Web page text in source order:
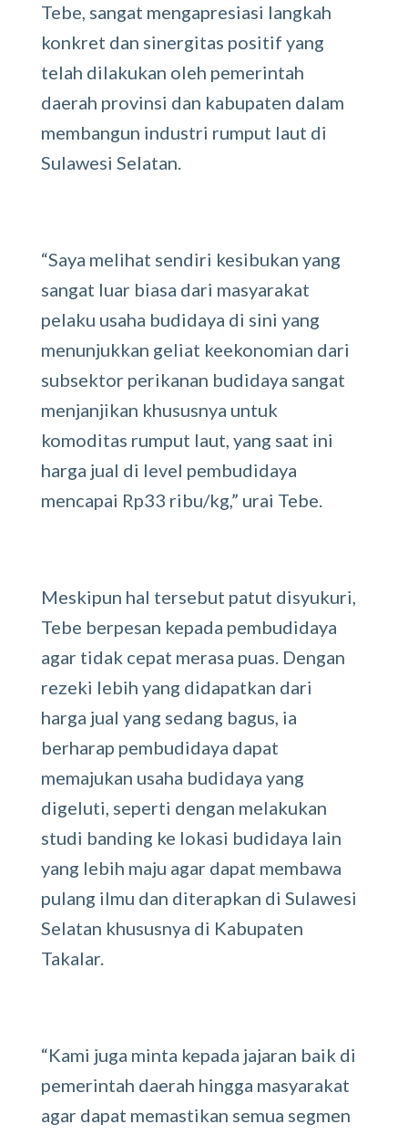
Tebe, sangat mengapresiasi langkah
konkret dan sinergitas positif yang
telah dilakukan oleh pemerintah
daerah provinsi dan kabupaten dalam
membangun industri rumput laut di
Sulawesi Selatan.
“Saya melihat sendiri kesibukan yang
sangat luar biasa dari masyarakat
pelaku usaha budidaya di sini yang
menunjukkan geliat keekonomian dari
subsektor perikanan budidaya sangat
menjanjikan khususnya untuk
komoditas rumput laut, yang saat ini
harga jual di level pembudidaya
mencapai Rp33 ribu/kg,” urai Tebe.
Meskipun hal tersebut patut disyukuri,
Tebe berpesan kepada pembudidaya
agar tidak cepat merasa puas. Dengan
rezeki lebih yang didapatkan dari
harga jual yang sedang bagus, ia
berharap pembudidaya dapat
memajukan usaha budidaya yang
digeluti, seperti dengan melakukan
studi banding ke lokasi budidaya lain
yang lebih maju agar dapat membawa
pulang ilmu dan diterapkan di Sulawesi
Selatan khususnya di Kabupaten
Takalar.
“Kami juga minta kepada jajaran baik di
pemerintah daerah hingga masyarakat
agar dapat memastikan semua segmen